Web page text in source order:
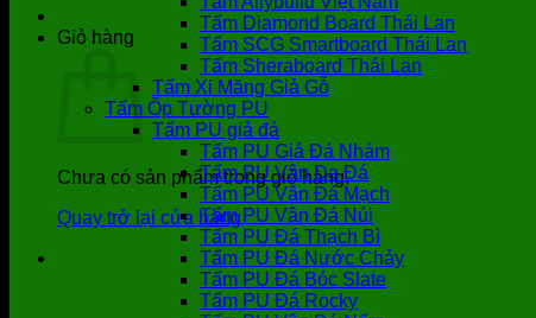
Giỏ hàng
Chưa có sản phẩm trong giỏ hàng.
Quay trở lại cửa hàng
Tấm Diamond Board Thái Lan
Tấm SCG Smartboard Thái Lan
Tấm Sheraboard Thái Lan
Tấm Xi Măng Giả Gỗ
Tấm Ốp Tường PU
Tấm PU giả đá
Tấm PU Giả Đá Nhám
Tấm PU Vân Da Đá
Tấm PU Vân Đá Mạch
Tấm PU Vân Đá Núi
Tấm PU Đá Thạch Bì
Tấm PU Đá Nước Chảy
Tấm PU Đá Bóc Slate
Tấm PU Đá Rocky